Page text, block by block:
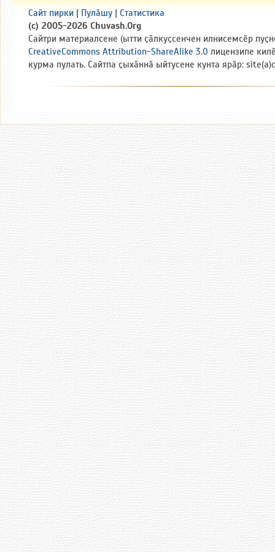
Сайт пирки | Пулӑшу | Статистика
(c) 2005-2026 Chuvash.Org
Сайтри материалсене (ытти ҫӑлкуҫсенчен илнисемсӗр
CreativeCommons Attribution-ShareAlike 3.0 лицензипе
курма пулать. Сайтпа ҫыхӑннӑ ыйтусене кунта ярӑр: